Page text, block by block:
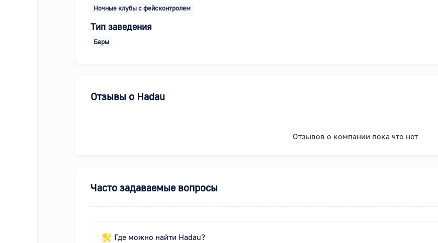
Ночные клубы с фейсконтролем
Тип заведения
Бары
Отзывы о Hadau
Отзывов о компании пока что нет
Часто задаваемые вопросы
Где можно найти Hadau?